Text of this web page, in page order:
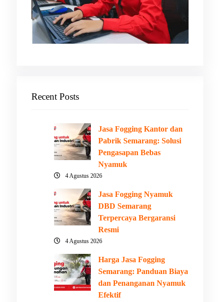
Recent Posts
Jasa Fogging Kantor dan
Pabrik Semarang: Solusi
Pengasapan Bebas
Nyamuk
4 Agustus 2026
Jasa Fogging Nyamuk
DBD Semarang
Terpercaya Bergaransi
Resmi
4 Agustus 2026
Harga Jasa Fogging
Semarang: Panduan Biaya
dan Penanganan Nyamuk
Efektif